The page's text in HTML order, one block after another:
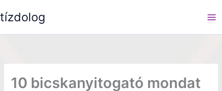
to
tízdolog
10 bicskanyitogató mondat